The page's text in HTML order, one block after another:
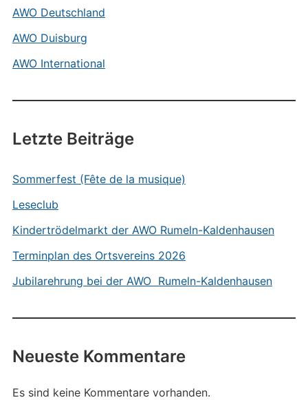
AWO Deutschland
AWO Duisburg
AWO International
Letzte Beiträge
Sommerfest (Fête de la musique)
Leseclub
Kindertrödelmarkt der AWO Rumeln-Kaldenhausen
Terminplan des Ortsvereins 2026
Jubilarehrung bei der AWO Rumeln-Kaldenhausen
Neueste Kommentare
Es sind keine Kommentare vorhanden.